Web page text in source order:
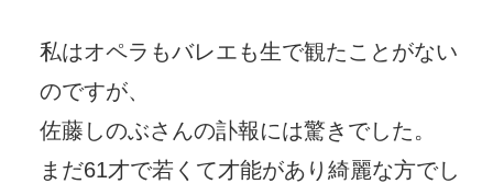
私はオペラもバレエも生で観たことがない
のですが、
佐藤しのぶさんの訃報には驚きでした。
まだ61才で若くて才能があり綺麗な方でし